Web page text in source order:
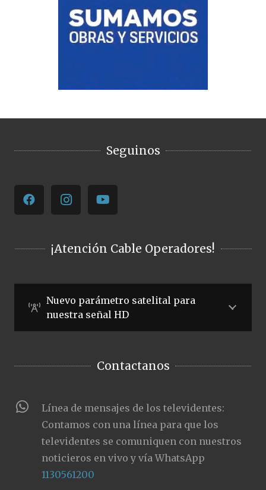
Seguinos
¡Atención Cable Operadores!
Nuevo parámetro satelital para
nuestra señal HD
Contactanos
Línea de mensajes de los televidentes:
Contamos con una línea para que los
televidentes se comuniquen con nuestros
noticieros en vivo y vía WhatsApp
1130561200